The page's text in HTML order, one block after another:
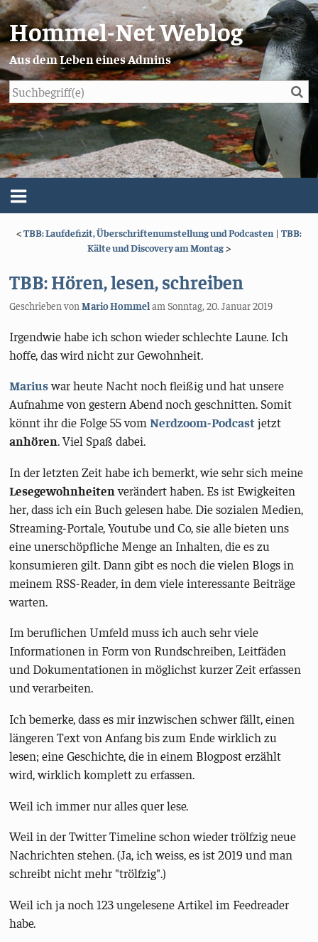
Hommel-Net Weblog
Aus dem Leben eines Admins
Menü
<TBB: Laufdefizit, Überschriftenumstellung und Podcasten | TBB:
Kälte und Discovery am Montag>
TBB: Hören, lesen, schreiben
Geschrieben vonMario HommelamSonntag, 20. Januar 2019
Irgendwie habe ich schon wieder schlechte Laune. Ich
hoffe, das wird nicht zur Gewohnheit.
Mariuswar heute Nacht noch fleißig und hat unsere
Aufnahme von gestern Abend noch geschnitten. Somit
könnt ihr die Folge 55 vomNerdzoom-Podcastjetzt
anhören. Viel Spaß dabei.
In der letzten Zeit habe ich bemerkt, wie sehr sich meine
Lesegewohnheitenverändert haben. Es ist Ewigkeiten
her, dass ich ein Buch gelesen habe. Die sozialen Medien,
Streaming-Portale, Youtube und Co, sie alle bieten uns
eine unerschöpfliche Menge an Inhalten, die es zu
konsumieren gilt. Dann gibt es noch die vielen Blogs in
meinem RSS-Reader, in dem viele interessante Beiträge
warten.
Im beruflichen Umfeld muss ich auch sehr viele
Informationen in Form von Rundschreiben, Leitfäden
und Dokumentationen in möglichst kurzer Zeit erfassen
und verarbeiten.
Ich bemerke, dass es mir inzwischen schwer fällt, einen
längeren Text von Anfang bis zum Ende wirklich zu
lesen; eine Geschichte, die in einem Blogpost erzählt
wird, wirklich komplett zu erfassen.
Weil ich immer nur alles quer lese.
Weil in der Twitter Timeline schon wieder trölfzig neue
Nachrichten stehen. (Ja, ich weiss, es ist 2019 und man
schreibt nicht mehr "trölfzig".)
Weil ich ja noch 123 ungelesene Artikel im Feedreader
habe.